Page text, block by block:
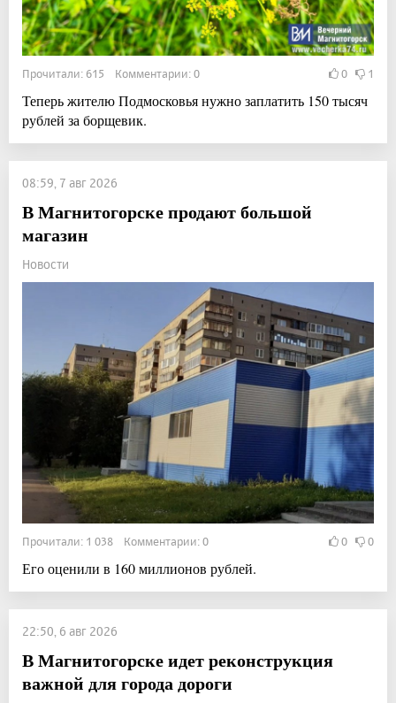
Прочитали: 615 Комментарии: 0 0 1
Теперь жителю Подмосковья нужно заплатить 150 тысяч
рублей за борщевик.
08:59, 7 авг 2026
В Магнитогорске продают большой
магазин
Новости
Прочитали: 1 038 Комментарии: 0 0 0
Его оценили в 160 миллионов рублей.
22:50, 6 авг 2026
В Магнитогорске идет реконструкция
важной для города дороги